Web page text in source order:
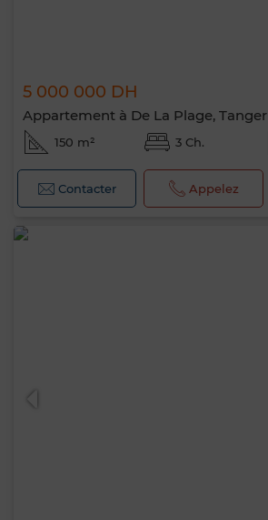
5 000 000 DH
Appartement à De La Plage, Tanger
150 m² 3 Ch.
Contacter Appelez